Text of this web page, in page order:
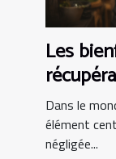
Les
Dans le
élément
négligée...